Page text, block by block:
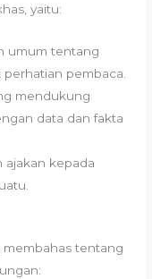
yaitu:
umum tentang
pembaca.
mendukung
data dan fakta
ajakan kepada
tentang